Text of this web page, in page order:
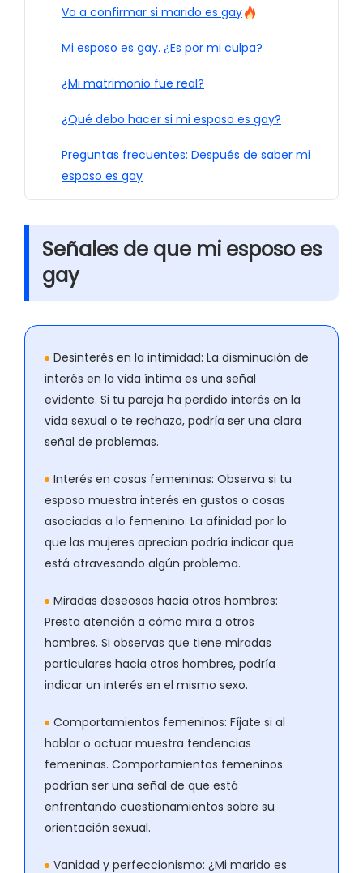
Va a confirmar si marido es gay
Mi esposo es gay. ¿Es por mi culpa?
¿Mi matrimonio fue real?
¿Qué debo hacer si mi esposo es gay?
Preguntas frecuentes: Después de saber mi
esposo es gay
Señales de que mi esposo es
gay
Desinterés en la intimidad: La disminución de
interés en la vida íntima es una señal
evidente. Si tu pareja ha perdido interés en la
vida sexual o te rechaza, podría ser una clara
señal de problemas.
Interés en cosas femeninas: Observa si tu
esposo muestra interés en gustos o cosas
asociadas a lo femenino. La afinidad por lo
que las mujeres aprecian podría indicar que
está atravesando algún problema.
Miradas deseosas hacia otros hombres:
Presta atención a cómo mira a otros
hombres. Si observas que tiene miradas
particulares hacia otros hombres, podría
indicar un interés en el mismo sexo.
Comportamientos femeninos: Fíjate si al
hablar o actuar muestra tendencias
femeninas. Comportamientos femeninos
podrían ser una señal de que está
enfrentando cuestionamientos sobre su
orientación sexual.
Vanidad y perfeccionismo: ¿Mi marido es